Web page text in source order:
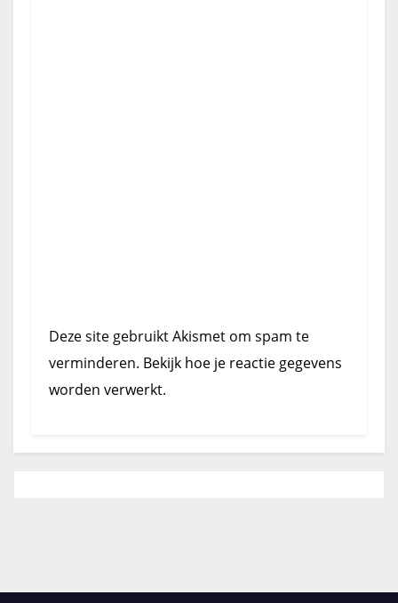
Deze site gebruikt Akismet om spam te
verminderen. Bekijk hoe je reactie gegevens
worden verwerkt.